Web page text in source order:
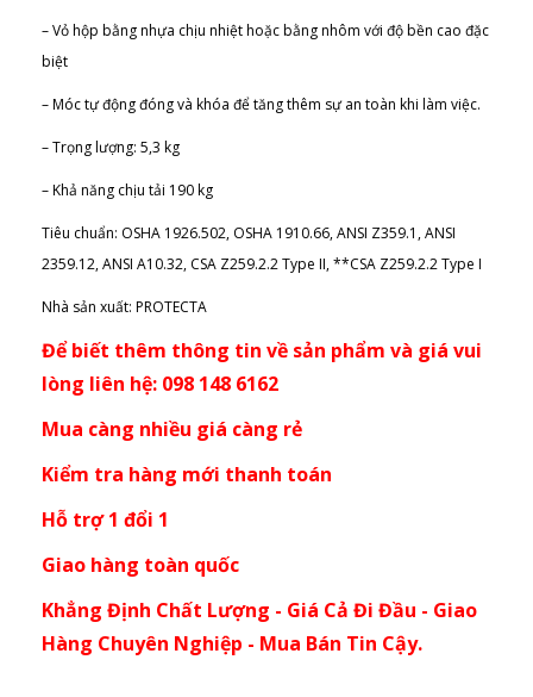
– Vỏ hộp bằng nhựa chịu nhiệt hoặc bằng nhôm với độ bền cao đặc
biệt
– Móc tự động đóng và khóa để tăng thêm sự an toàn khi làm việc.
– Trọng lượng: 5,3 kg
– Khả năng chịu tải 190 kg
Tiêu chuẩn: OSHA 1926.502, OSHA 1910.66, ANSI Z359.1, ANSI
2359.12, ANSI A10.32, CSA Z259.2.2 Type II, **CSA Z259.2.2 Type I
Nhà sản xuất: PROTECTA
Để biết thêm thông tin về sản phẩm và giá vui
lòng liên hệ: 098 148 6162
Mua càng nhiều giá càng rẻ
Kiểm tra hàng mới thanh toán
Hỗ trợ 1 đổi 1
Giao hàng toàn quốc
Khẳng Định Chất Lượng - Giá Cả Đi Đầu - Giao
Hàng Chuyên Nghiệp - Mua Bán Tin Cậy.